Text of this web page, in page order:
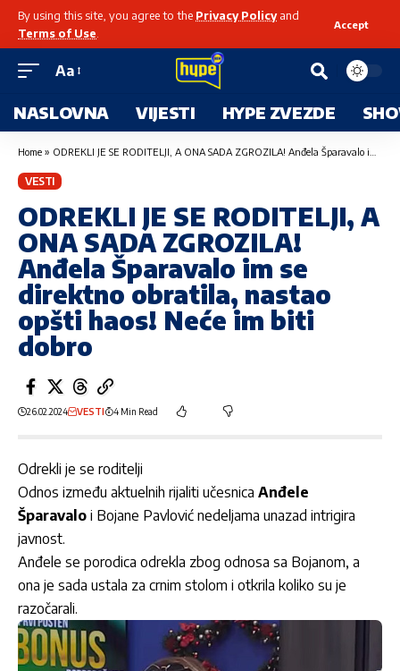
By using this site, you agree to the Privacy Policyand
Terms of Use
Accept
Aa
NASLOVNA VIJESTI HYPE ZVEZDE
Home » ODREKLI JE SE RODITELJI, A ONA SADA ZGROZILA! Anđela Šparavalo im se direktno obratila, nastao opšti haos! Neće im biti dobro
VESTI
ODREKLI JE SE RODITELJI, A
ONA SADA ZGROZILA!
Anđela Šparavalo im se
direktno obratila, nastao
opšti haos! Neće im biti
dobro
26.02.2024 VESTI 4 Min Read
Odrekli je se roditelji
Odnos između aktuelnih rijaliti učesnica Anđele
Šparavalo i Bojane Pavlović nedeljama unazad intrigira
javnost.
Anđele se porodica odrekla zbog odnosa sa Bojanom, a
ona je sada ustala za crnim stolom i otkrila koliko su je
razočarali.